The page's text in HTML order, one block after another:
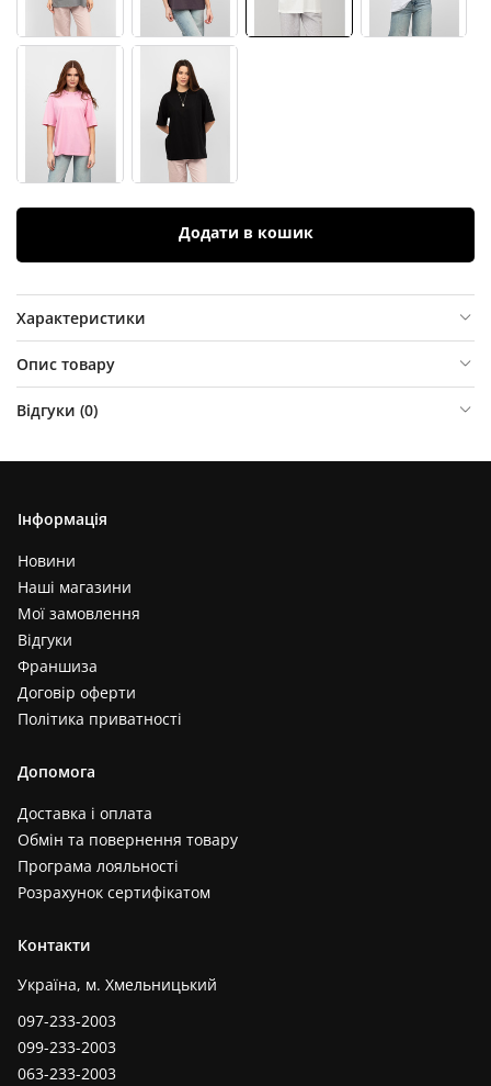
Додати в кошик
Характеристики
Опис товару
Відгуки (0)
Інформація
Новини
Наші магазини
Мої замовлення
Відгуки
Франшиза
Договір оферти
Політика приватності
Допомога
Доставка і оплата
Обмін та повернення товару
Програма лояльності
Розрахунок сертифікатом
Контакти
Україна, м. Хмельницький
097-233-2003
099-233-2003
063-233-2003